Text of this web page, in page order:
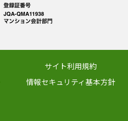
サイト利用規約
情報セキュリティ基本方針